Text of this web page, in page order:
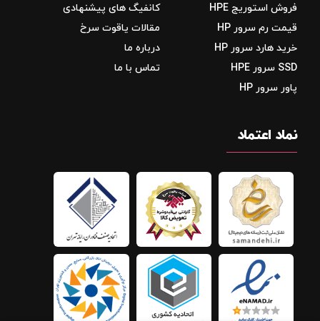
فروش استوریج‌ HPE
قیمت رم سرور HP
خرید هارد سرور HP
SSD سرور HPE
پاور سرور HP
کانفیگ های پیشنهادی
مقالات یاقوت سرخ
درباره ما
تماس با ما
نماد اعتماد